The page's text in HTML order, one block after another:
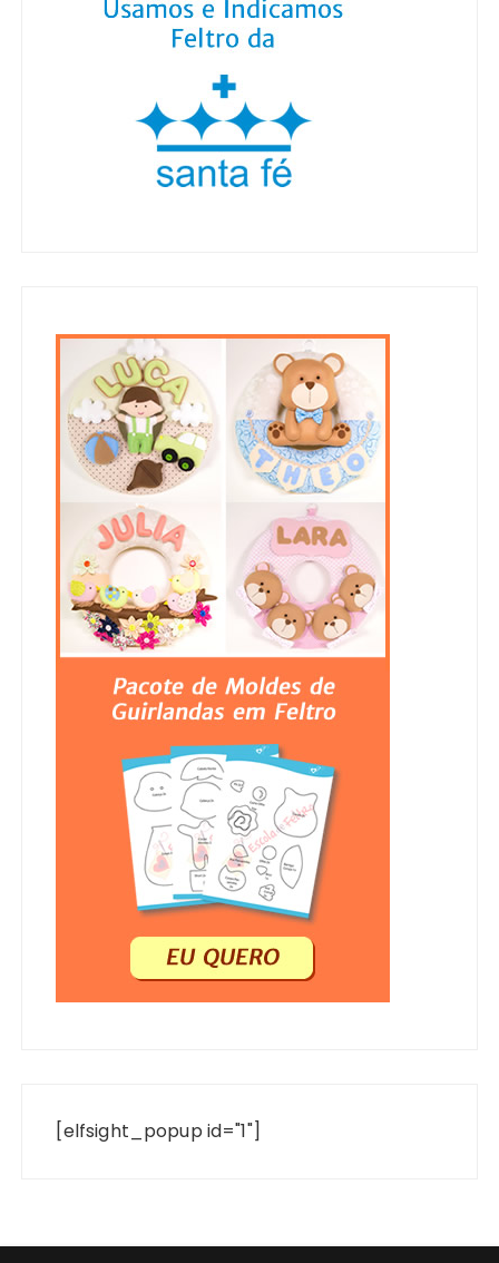
[elfsight_popup id="1"]